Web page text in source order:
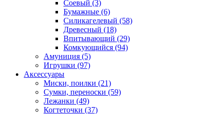
Соевый (3)
Бумажные (6)
Силикагелевый (58)
Древесный (18)
Впитывающий (29)
Комкующийся (94)
Амуниция (5)
Игрушки (97)
Аксессуары
Миски, поилки (21)
Сумки, переноски (59)
Лежанки (49)
Когтеточки (37)